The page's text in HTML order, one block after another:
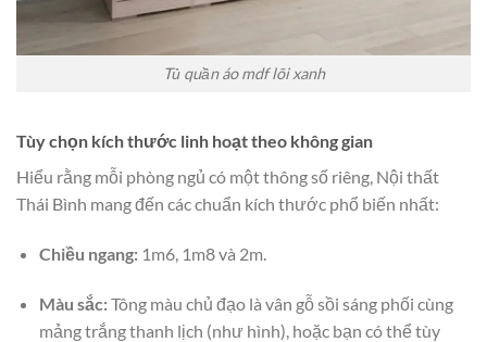
Tủ quần áo mdf lõi xanh
Tùy chọn kích thước linh hoạt theo không gian
Hiểu rằng mỗi phòng ngủ có một thông số riêng, Nội thất
Thái Bình mang đến các chuẩn kích thước phổ biến nhất:
Chiều ngang:1m6, 1m8 và 2m.
Màu sắc:Tông màu chủ đạo là vân gỗ sồi sáng phối cùng
mảng trắng thanh lịch (như hình), hoặc bạn có thể tùy